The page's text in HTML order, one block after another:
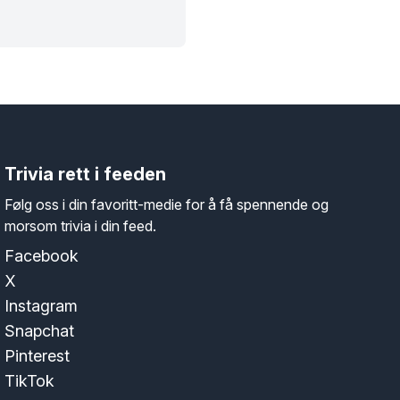
Trivia rett i feeden
Følg oss i din favoritt-medie for å få spennende og
morsom trivia i din feed.
Facebook
X
Instagram
Snapchat
Pinterest
TikTok